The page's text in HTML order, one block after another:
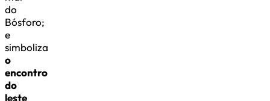
do
Bósforo;
e
simboliza
o
encontro
do
leste